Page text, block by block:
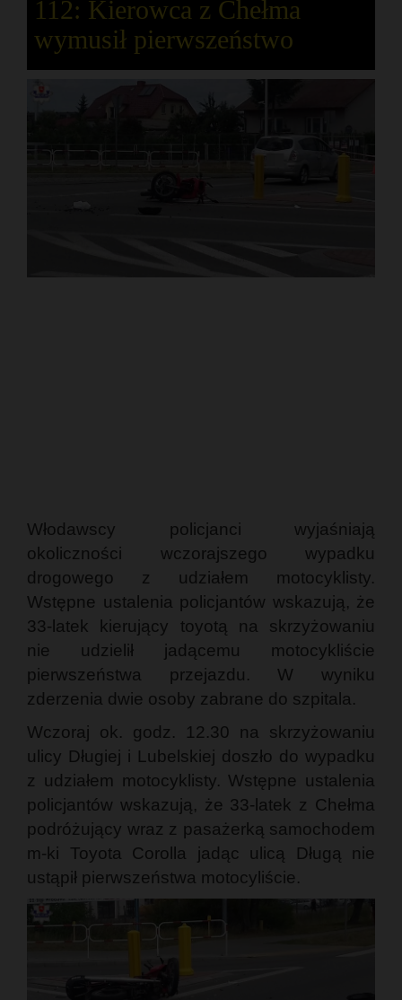
112: Kierowca z Chełma
wymusił pierwszeństwo
Włodawscy policjanci wyjaśniają
okoliczności wczorajszego wypadku
drogowego z udziałem motocyklisty.
Wstępne ustalenia policjantów wskazują, że
33-latek kierujący toyotą na skrzyżowaniu
nie udzielił jadącemu motocykliście
pierwszeństwa przejazdu. W wyniku
zderzenia dwie osoby zabrane do szpitala.
Wczoraj ok. godz. 12.30 na skrzyżowaniu
ulicy Długiej i Lubelskiej doszło do wypadku
z udziałem motocyklisty. Wstępne ustalenia
policjantów wskazują, że 33-latek z Chełma
podróżujący wraz z pasażerką samochodem
m-ki Toyota Corolla jadąc ulicą Długą nie
ustąpił pierwszeństwa motocyliście.